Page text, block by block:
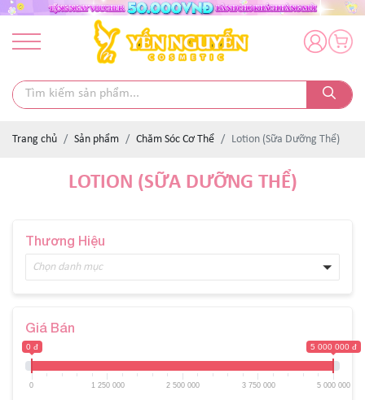
Trang chủ Sản phẩm Chăm Sóc Cơ Thể Lotion (Sữa Dưỡng Thể)
LOTION (SỮA DƯỠNG THỂ)
Thương Hiệu
Chọn danh mục
Giá Bán
0 đ 5 000 000 đ
0 1 250 000 2 500 000 3 750 000 5 000 000